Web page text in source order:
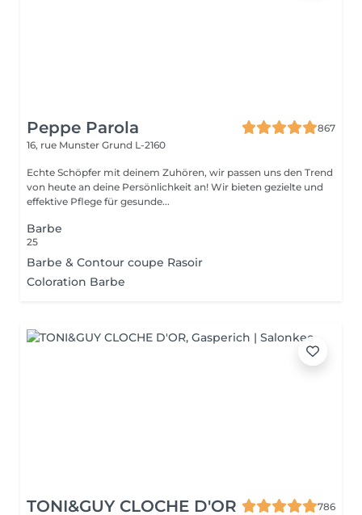
Peppe Parola
867
16, rue Munster Grund L-2160
Echte Schöpfer mit deinem Zuhören, wir passen uns den Trend
von heute an deine Persönlichkeit an! Wir bieten gezielte und
effektive Pflege für gesunde...
Barbe
25
Barbe & Contour coupe Rasoir
Coloration Barbe
TONI&GUY CLOCHE D'OR 786